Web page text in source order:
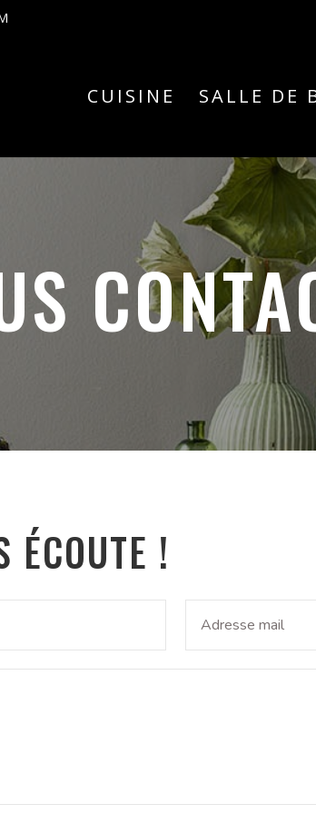
CUISINE SALLE DE
ÉCOUTE !